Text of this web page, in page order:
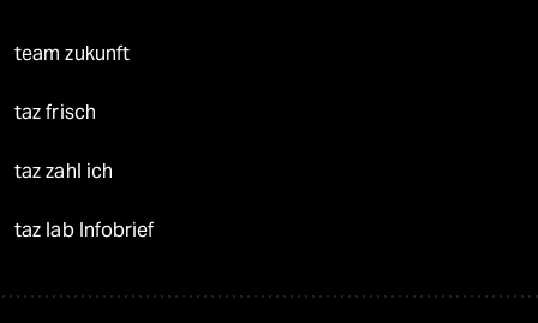
team zukunft
taz frisch
taz zahl ich
taz lab Infobrief